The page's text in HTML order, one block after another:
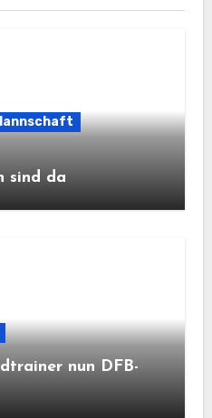
sind da
nun DFB-